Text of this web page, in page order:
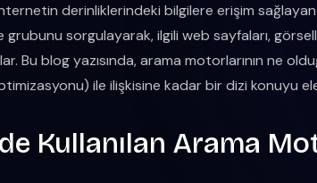
derinliklerindeki bilgilere erişim sağlayan
grubunu sorgulayarak, ilgili web sayfaları,
Bu blog yazısında, arama motorlarının ne
ile ilişkisine kadar bir dizi konuyu